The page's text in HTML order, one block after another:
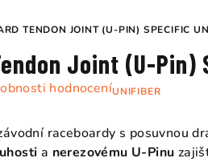
TENDON JOINT (U-PIN) SPECIFIC
UNIFIBER
Joint (U-
hodnocení
raceboardy s posuvnou
a nerezovému U-Pinu